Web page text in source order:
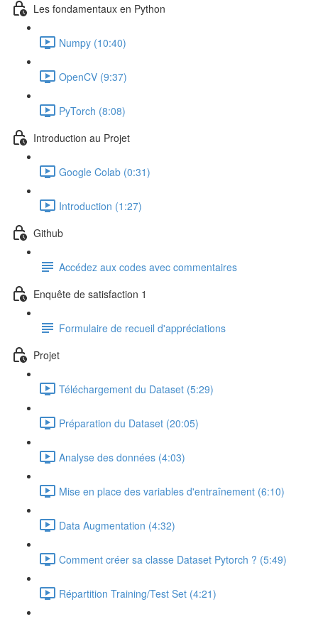
Les fondamentaux en Python
Numpy (10:40)
OpenCV (9:37)
PyTorch (8:08)
Introduction au Projet
Google Colab (0:31)
Introduction (1:27)
Github
Accédez aux codes avec commentaires
Enquête de satisfaction 1
Formulaire de recueil d'appréciations
Projet
Téléchargement du Dataset (5:29)
Préparation du Dataset (20:05)
Analyse des données (4:03)
Mise en place des variables d'entraînement (6:10)
Data Augmentation (4:32)
Comment créer sa classe Dataset Pytorch ? (5:49)
Répartition Training/Test Set (4:21)